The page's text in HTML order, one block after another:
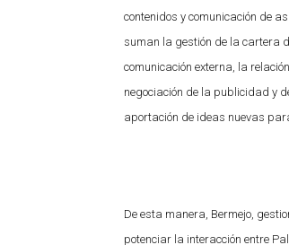
contenidos y comunicación de
suman la gestión de la cartera
comunicación externa, la
negociación de la publicidad y
aportación de ideas nuevas
De esta manera, Bermejo,
potenciar la interacción entre